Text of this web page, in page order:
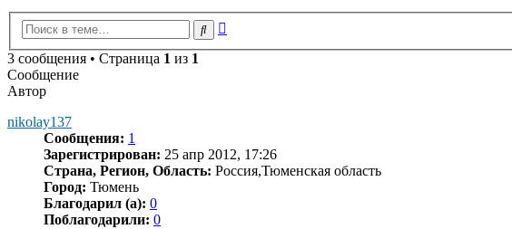
Поиск
3 сообщения • Страница 1 из 1
Сообщение
Автор
nikolay137
Сообщения: 1
Зарегистрирован: 25 апр 2012, 17:26
Страна, Регион, Область: Россия,Тюменская область
Город: Тюмень
Благодарил (а): 0
Поблагодарили: 0